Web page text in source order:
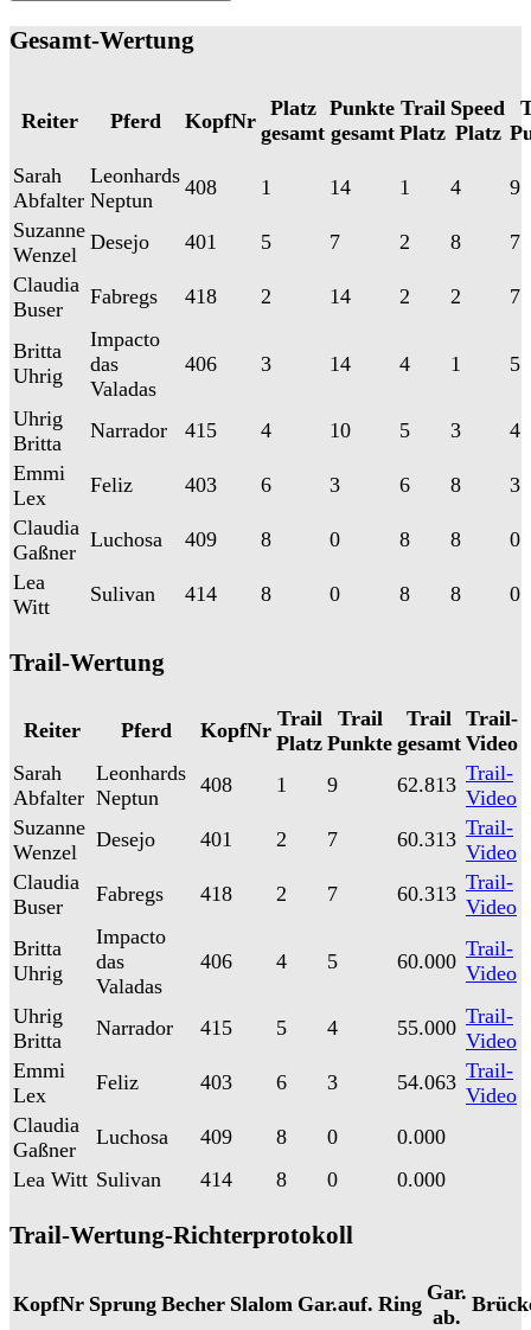
Gesamt-Wertung
Reiter Pferd KopfNr
Platz
gesamt
Punkte
gesamt
Trail
Platz
Speed
Platz
Sarah
Abfalter
Leonhards
Neptun
408 1 14 1 4
9
Suzanne
Wenzel
Desejo 401 5 7 2 8
7
Claudia
Buser
Fabregs 418 2 14 2 2 7
Britta
Uhrig
Impacto
das
Valadas
406 3 14 4 1 5
Uhrig
Britta
Narrador 415 4 10 5 3
4
Emmi
Lex
Feliz 403 6 3 6 8
3
Claudia
Gaßner
Luchosa 409 8 0 8 8
0
Lea
Witt
Sulivan 414 8 0 8 8 0
Trail-Wertung
Reiter Pferd KopfNr Trail
Platz
Trail
Punkte
Trail
gesamt
Trail-
Video
Sarah
Abfalter
Leonhards
Neptun
408 1 9 62.813 Trail-
Video
Suzanne
Wenzel
Desejo 401 2 7 60.313 Trail-
Video
Claudia
Buser
Fabregs 418 2 7 60.313 Trail-
Video
Britta
Uhrig
Impacto
das
Valadas
406 4 5 60.000
Trail-
Video
Uhrig
Britta
Narrador 415 5 4 55.000 Trail-
Video
Emmi
Lex
Feliz 403 6 3 54.063 Trail-
Video
Claudia
Gaßner
Luchosa 409 8 0
0.000
Lea Witt Sulivan 414 8 0 0.000
Trail-Wertung-Richterprotokoll
KopfNr Sprung Becher Slalom Gar.auf. Ring Gar.
ab.